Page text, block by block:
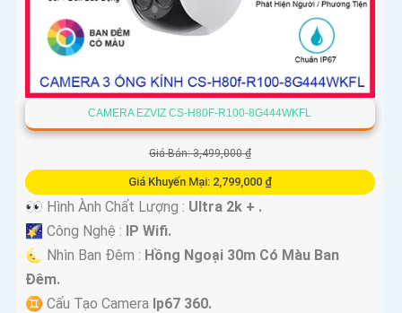
CAMERA EZVIZ CS-H80F-R100-8G444WKFL
Giá Bán: 3,499,000 ₫
Giá Khuyến Mại: 2,799,000 ₫
️
👀 Hình Ành Chất Lượng : Ultra 2k + .
🌠 Công Nghệ : IP Wifi.
🌜 Nhìn Ban Đêm : Hồng Ngoại 30m Có Màu Ban
Ðêm.
♊ Cấu Tạo Camera Ip67 360.